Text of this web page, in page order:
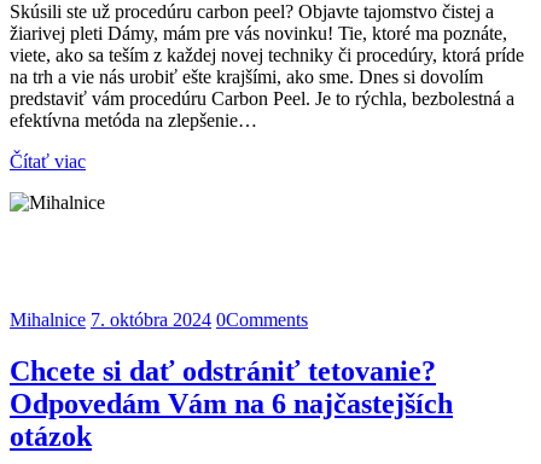
Skúsili ste už procedúru carbon peel? Objavte tajomstvo čistej a
žiarivej pleti Dámy, mám pre vás novinku! Tie, ktoré ma poznáte,
viete, ako sa teším z každej novej techniky či procedúry, ktorá príde
na trh a vie nás urobiť ešte krajšími, ako sme. Dnes si dovolím
predstaviť vám procedúru Carbon Peel. Je to rýchla, bezbolestná a
efektívna metóda na zlepšenie…
Čítať viac
Mihalnice 7. októbra 2024 0Comments
Chcete si dať odstrániť tetovanie?
Odpovedám Vám na 6 najčastejších
otázok